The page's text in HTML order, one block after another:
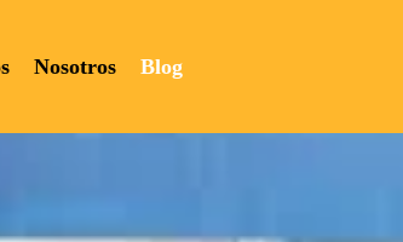
Nosotros Blog